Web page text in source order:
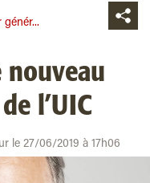
nouveau
l’UIC
le 27/06/2019 à 17h06